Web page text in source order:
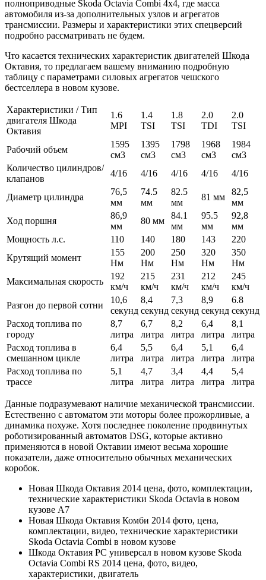
полноприводные Skoda Octavia Combi 4х4, где масса
автомобиля из-за дополнительных узлов и агрегатов
трансмиссии. Размеры и характеристики этих спецверсий
подробно рассматривать не будем.
Что касается технических характеристик двигателей Шкода
Октавия, то предлагаем вашему вниманию подробную
таблицу с параметрами силовых агрегатов чешского
бестселлера в новом кузове.
Характеристики / Тип
двигателя Шкода
Октавия
1.6
MPI
1.4
TSI
1.8
TSI
2.0
TDI
2.0
TSI
Рабочий объем
1595
см3
1395
см3
1798
см3
1968
см3
1984
см3
Количество цилиндров/
клапанов
4/16 4/16 4/16 4/16 4/16
Диаметр цилиндра
76,5
мм
74.5
мм
82.5
мм
81 мм
82,5
мм
Ход поршня
86,9
мм
80 мм
84.1
мм
95.5
мм
92,8
мм
Мощность л.с.
110 140 180 143
220
Крутящий момент
155
Нм
200
Нм
250
Нм
320
Нм
350
Нм
Максимальная скорость
192
км/ч
215
км/ч
231
км/ч
212
км/ч
245
км/ч
Разгон до первой сотни
10,6
секунд
8,4
секунд
7,3
секунд
8,9
секунд
6.8
секунд
Расход топлива по
городу
8,7
литра
6,7
литра
8,2
литра
6,4
литра
8,1
литра
Расход топлива в
смешанном цикле
6,4
литра
5,5
литра
6,4
литра
5,1
литра
6,4
литра
Расход топлива по
трассе
5,1
литра
4,7
литра
3,4
литра
4,4
литра
5,4
литра
Данные подразумевают наличие механической трансмиссии.
Естественно с автоматом эти моторы более прожорливые, а
динамика похуже. Хотя последнее поколение продвинутых
роботизированный автоматов DSG, которые активно
применяются в новой Октавии имеют весьма хорошие
показатели, даже относительно обычных механических
коробок.
Новая Шкода Октавия 2014 цена, фото, комплектации,
технические характеристики Skoda Octavia в новом
кузове A7
Новая Шкода Октавия Комби 2014 фото, цена,
комплектации, видео, технические характеристики
Skoda Octavia Combi в новом кузове
Шкода Октавия РС универсал в новом кузове Skoda
Octavia Combi RS 2014 цена, фото, видео,
характеристики, двигатель